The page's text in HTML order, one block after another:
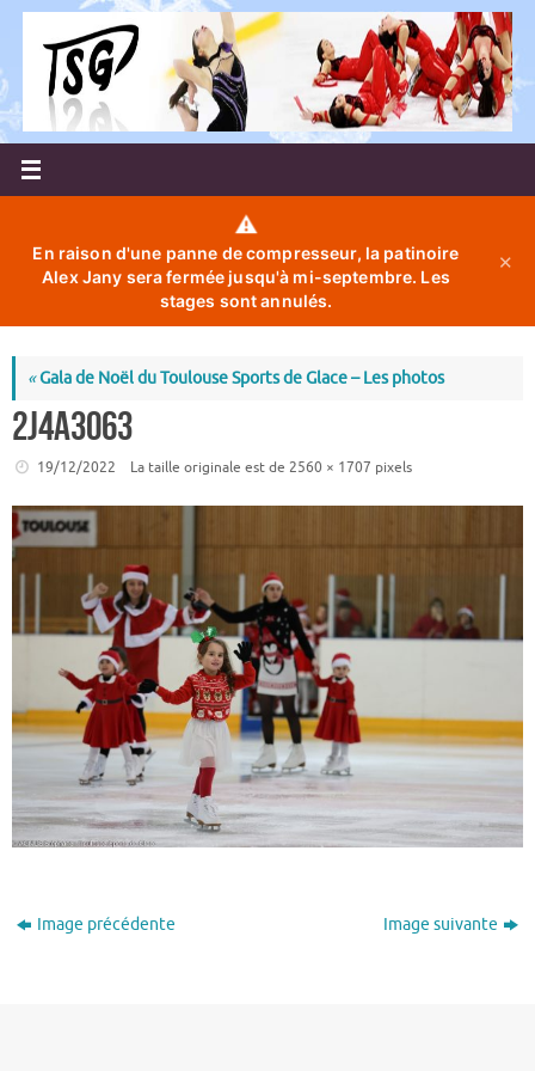
Passer
contenu
⚠️
En raison d'une panne de compresseur, la patinoire
Alex Jany sera fermée jusqu'à mi-septembre. Les
stages sont annulés.
✕
«Gala de Noël du Toulouse Sports de Glace – Les photos
2J4A3063
19/12/2022 La taille originale est de 2560 × 1707 pixels
Image précédente Image suivante